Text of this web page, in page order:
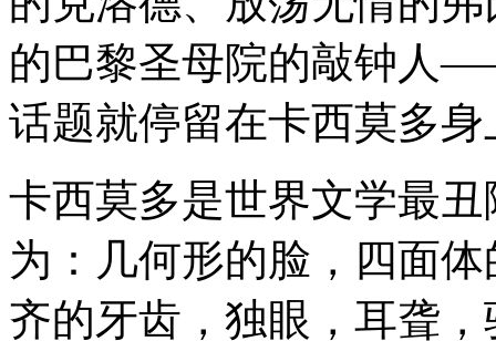
的巴黎圣母院的敲钟人
话题就停留在卡西莫多
卡西莫多是世界文学最
为：几何形的脸，四面
齐的牙齿，独眼，耳聋